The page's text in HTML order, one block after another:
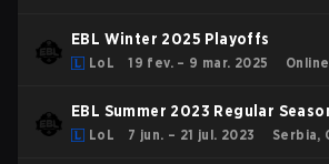
EBL Winter 2025 Playoffs
LoL 19 fev. – 9 mar. 2025 Online
EBL Summer 2023 Regular
LoL 7 jun. – 21 jul. 2023 Serbia,